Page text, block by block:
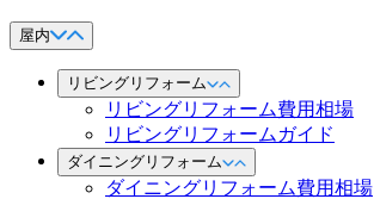
屋内
リビングリフォーム
リビングリフォーム費用相場
リビングリフォームガイド
ダイニングリフォーム
ダイニングリフォーム費用相場